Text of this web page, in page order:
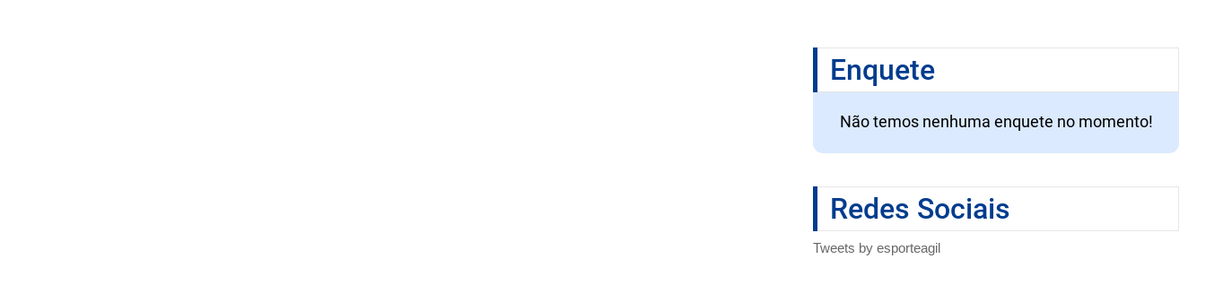
Enquete
Não temos nenhuma enquete no momento!
Redes Sociais
Tweets by esporteagil